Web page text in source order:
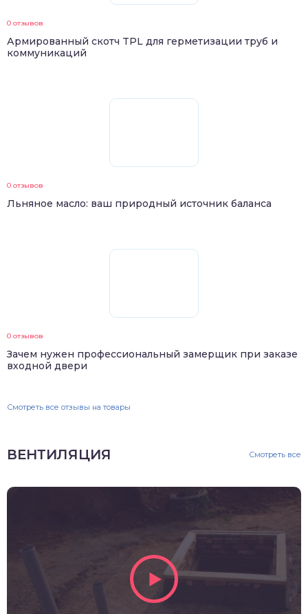
0 отзывов
Армированный скотч TPL для герметизации труб и
коммуникаций
0 отзывов
Льняное масло: ваш природный источник баланса
0 отзывов
Зачем нужен профессиональный замерщик при заказе
входной двери
Смотреть все отзывы на товары
ВЕНТИЛЯЦИЯ Смотреть все